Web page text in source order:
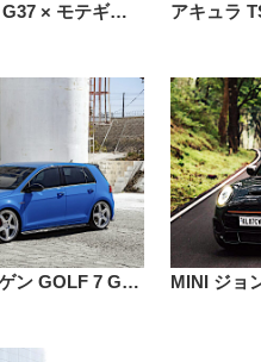
インフィニティ G37 × モテギレーシング MR154 バトル 18インチ
フォルクスワーゲン GOLF 7 GT1 x モテギレーシング MR151 CS5 19インチ